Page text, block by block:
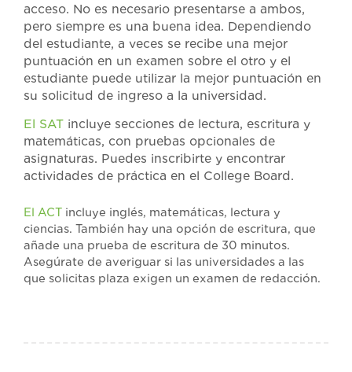
acceso. No es necesario presentarse a ambos,
pero siempre es una buena idea. Dependiendo
del estudiante, a veces se recibe una mejor
puntuación en un examen sobre el otro y el
estudiante puede utilizar la mejor puntuación en
su solicitud de ingreso a la universidad.
El SAT incluye secciones de lectura, escritura y
matemáticas, con pruebas opcionales de
asignaturas. Puedes inscribirte y encontrar
actividades de práctica en el College Board.
El ACT incluye inglés, matemáticas, lectura y
ciencias. También hay una opción de escritura, que
añade una prueba de escritura de 30 minutos.
Asegúrate de averiguar si las universidades a las
que solicitas plaza exigen un examen de redacción.